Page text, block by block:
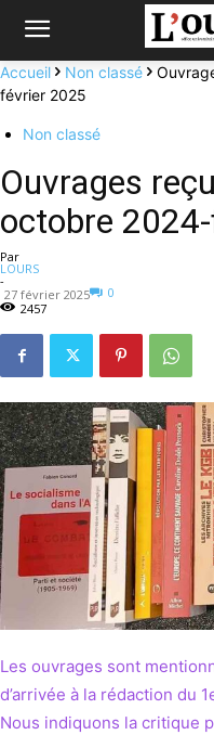
Accueil Non classé
février 2025
Non classé
Ouvrages
octobre
Par
LOURS
-
27 février 2025
0
2457
Les ouvrages sont
d’arrivée à la rédaction du
Nous indiquons la critique